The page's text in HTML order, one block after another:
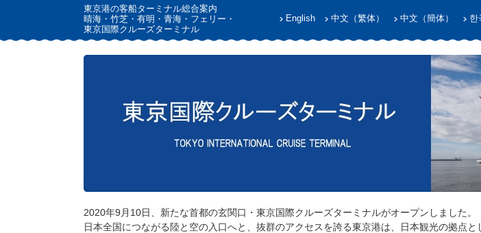
東京港の客船ターミナル総合案内
晴海・竹芝・有明・青海・フェリー・
東京国際クルーズターミナル
English 中文（繁体） 中文（簡体） 한
2020年9月10日、新たな首都の玄関口・東京国際クルーズターミナルがオープンしました。
日本全国につながる陸と空の入口へと、抜群のアクセスを誇る東京港は、日本観光の拠点